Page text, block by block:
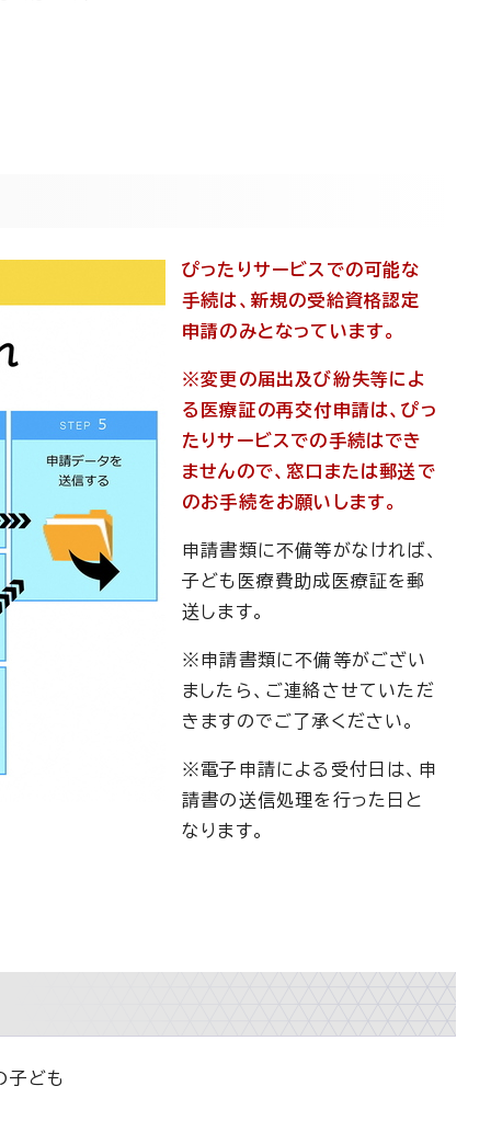
ぴったりサービスでの可能な
手続は、新規の受給資格認定
申請のみとなっています。
※変更の届出及び紛失等によ
る医療証の再交付申請は、ぴっ
たりサービスでの手続はでき
ませんので、窓口または郵送で
のお手続をお願いします。
申請書類に不備等がなければ、
子ども医療費助成医療証を郵
送します。
※申請書類に不備等がござい
ましたら、ご連絡させていただ
きますのでご了承ください。
※電子申請による受付日は、申
請書の送信処理を行った日と
なります。
子ども